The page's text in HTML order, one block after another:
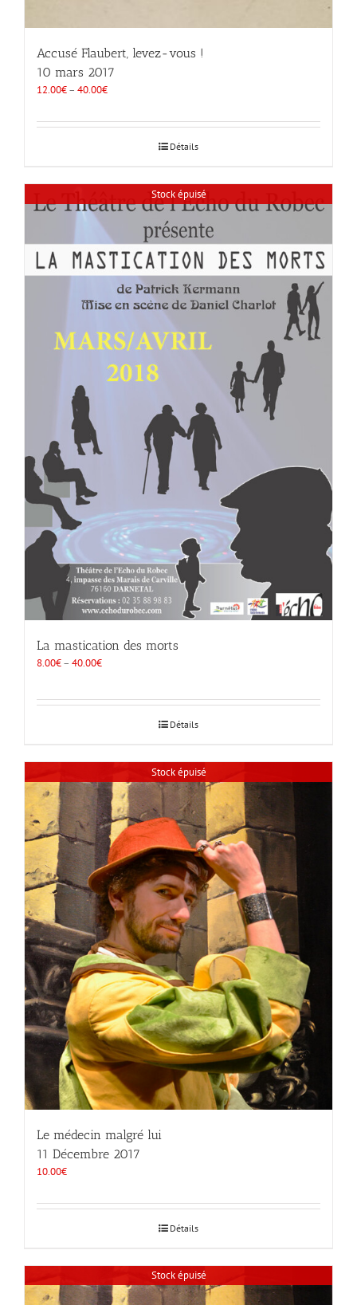
Accusé Flaubert, levez-vous !
10 mars 2017
12.00€– 40.00€
Détails
Stock épuisé
La mastication des morts
8.00€– 40.00€
Détails
Stock épuisé
Le médecin malgré lui
11 Décembre 2017
10.00€
Détails
Stock épuisé